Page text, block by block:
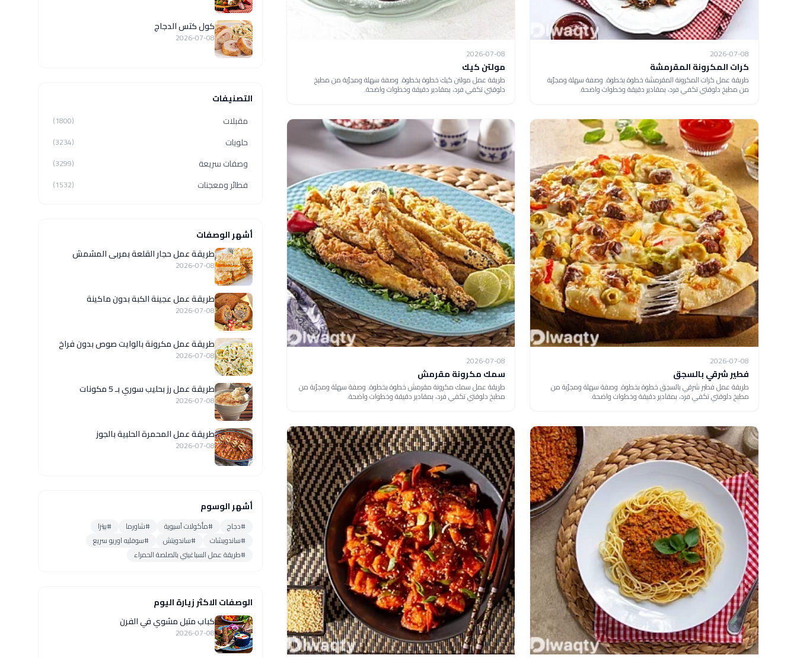
2026-07-08
كرات المكرونة المقرمشة
طريقة عمل كرات المكرونة المقرمشة خطوة بخطوة. وصفة سهلة ومجرّبة
من مطبخ دلوقتي تكفي فرد، بمقادير دقيقة وخطوات واضحة.
2026-07-08
مولتن كيك
طريقة عمل مولتن كيك خطوة بخطوة. وصفة سهلة ومجرّبة من مطبخ
دلوقتي تكفي فرد، بمقادير دقيقة وخطوات واضحة.
2026-07-08
فطير شرقي بالسجق
طريقة عمل فطير شرقي بالسجق خطوة بخطوة. وصفة سهلة ومجرّبة من
مطبخ دلوقتي تكفي فرد، بمقادير دقيقة وخطوات واضحة.
2026-07-08
سمك مكرونة مقرمش
طريقة عمل سمك مكرونة مقرمش خطوة بخطوة. وصفة سهلة ومجرّبة من
مطبخ دلوقتي تكفي فرد، بمقادير دقيقة وخطوات واضحة.
كول كتس الدجاج
2026-07-08
التصنيفات
مقبلات
(1800)
حلويات (3234)
وصفات سريعة (3299)
فطائر ومعجنات (1532)
أشهر الوصفات
طريقة عمل حجار القلعة بمربى المشمش
2026-07-08
طريقة عمل عجينة الكبة بدون ماكينة
2026-07-08
طريقة عمل مكرونة بالوايت صوص بدون فراخ
2026-07-08
طريقة عمل رز بحليب سوري بـ 5 مكونات
2026-07-08
طريقة عمل المحمرة الحلبية بالجوز
2026-07-08
أشهر الوسوم
#دجاج #مأكولات آسيوية #شاورما
#بيتزا
#ساندويشات
#ساندويتش
#سوفليه اوريو سريع
#طريقة عمل السباغيتي بالصلصة الحمراء
الوصفات الاكثر زيارة اليوم
كباب متبل مشوي في الفرن
2026-07-08